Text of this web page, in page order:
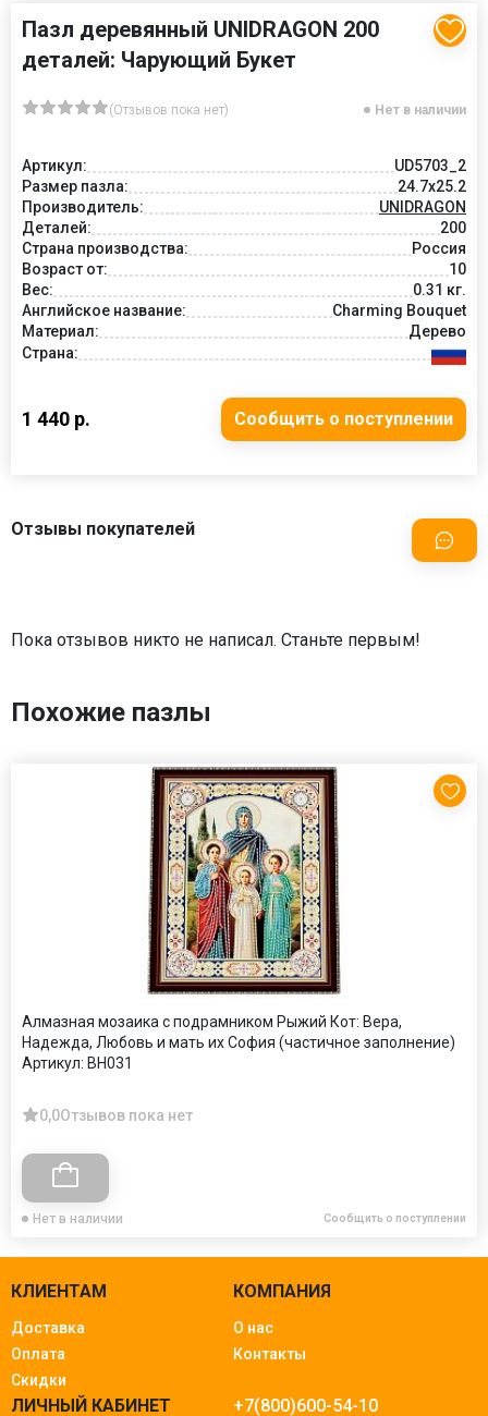
Пазл деревянный UNIDRAGON 200
деталей: Чарующий Букет
(Отзывов пока нет) Нет в наличии
Артикул:
UD5703_2
Размер пазла:
24.7x25.2
Производитель:
UNIDRAGON
Деталей:
200
Страна производства:
Россия
Возраст от:
10
Вес:
0.31 кг.
Английское название:
Charming Bouquet
Материал:
Дерево
Страна:
1 440 р. Сообщить о поступлении
Отзывы покупателей
Пока отзывов никто не написал. Станьте первым!
Похожие пазлы
Алмазная мозаика с подрамником Рыжий Кот: Вера,
Надежда, Любовь и мать их София (частичное заполнение)
Артикул: BH031
0,0Отзывов пока нет
Нет в наличии Сообщить о поступлении
КЛИЕНТАМ
Доставка
Оплата
Скидки
КОМПАНИЯ
О нас
Контакты
ЛИЧНЫЙ КАБИНЕТ +7(800)600-54-10